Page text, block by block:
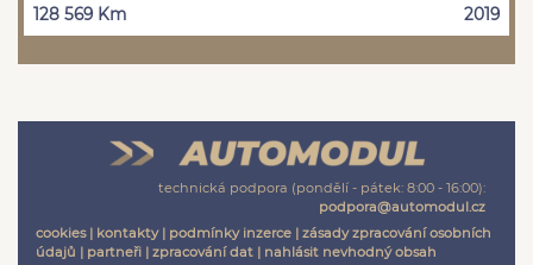
128 569 Km 2019
technická podpora (pondělí - pátek: 8:00 - 16:00):
podpora@automodul.cz
cookies| kontakty| podmínky inzerce | zásady zpracování osobních
údajů | partneři | zpracování dat | nahlásit nevhodný obsah